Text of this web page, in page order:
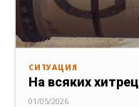
СИТУАЦИЯ
На всяких
01/05/2026